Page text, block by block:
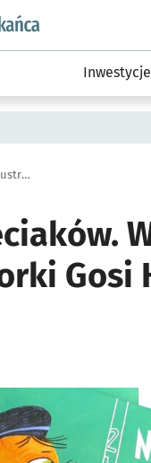
podserwis: Dla
Inwestycje
Prezent pod choinkę dla dzieciaków. Wygrajcie książki wrocławskiej ilustratorki Gosi Herby [ZAKOŃCZONY]
Gosi